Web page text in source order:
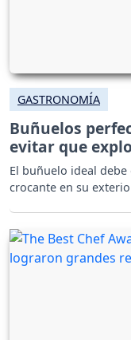
GASTRONOMÍA
Buñuelos
evitar que
El buñuelo ideal
crocante en su